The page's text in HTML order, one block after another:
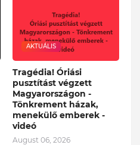
AKTUÁLIS
Tragédia! Óriási
pusztítást végzett
Magyarországon -
Tönkrement házak,
menekülő emberek -
videó
August 06, 2026